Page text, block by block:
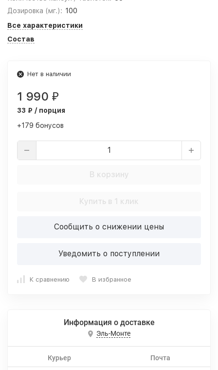
Дозировка (мг.): 100
Все характеристики
Состав
Нет в наличии
1 990 ₽
33 ₽ / порция
+179 бонусов
В корзину
Купить в 1 клик
Сообщить о снижении цены
Уведомить о поступлении
К сравнению В избранное
Информация о доставке
Эль-Монте
Курьер Почта